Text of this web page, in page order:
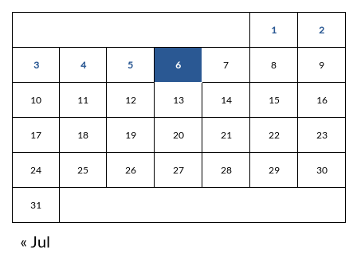
1 2
3 4 5 6 7 8 9
10 11 12 13 14 15 16
17 18 19 20 21 22 23
24 25 26 27 28 29 30
31
« Jul